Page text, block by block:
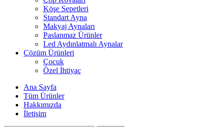
Köşe Sepetleri
Standart Ayna
Makyaj Aynaları
Paslanmaz Ürünler
Led Aydınlatmalı Aynalar
Çözüm Ürünleri
Çocuk
Özel İhtiyaç
Ana Sayfa
Tüm Ürünler
Hakkımızda
İletişim